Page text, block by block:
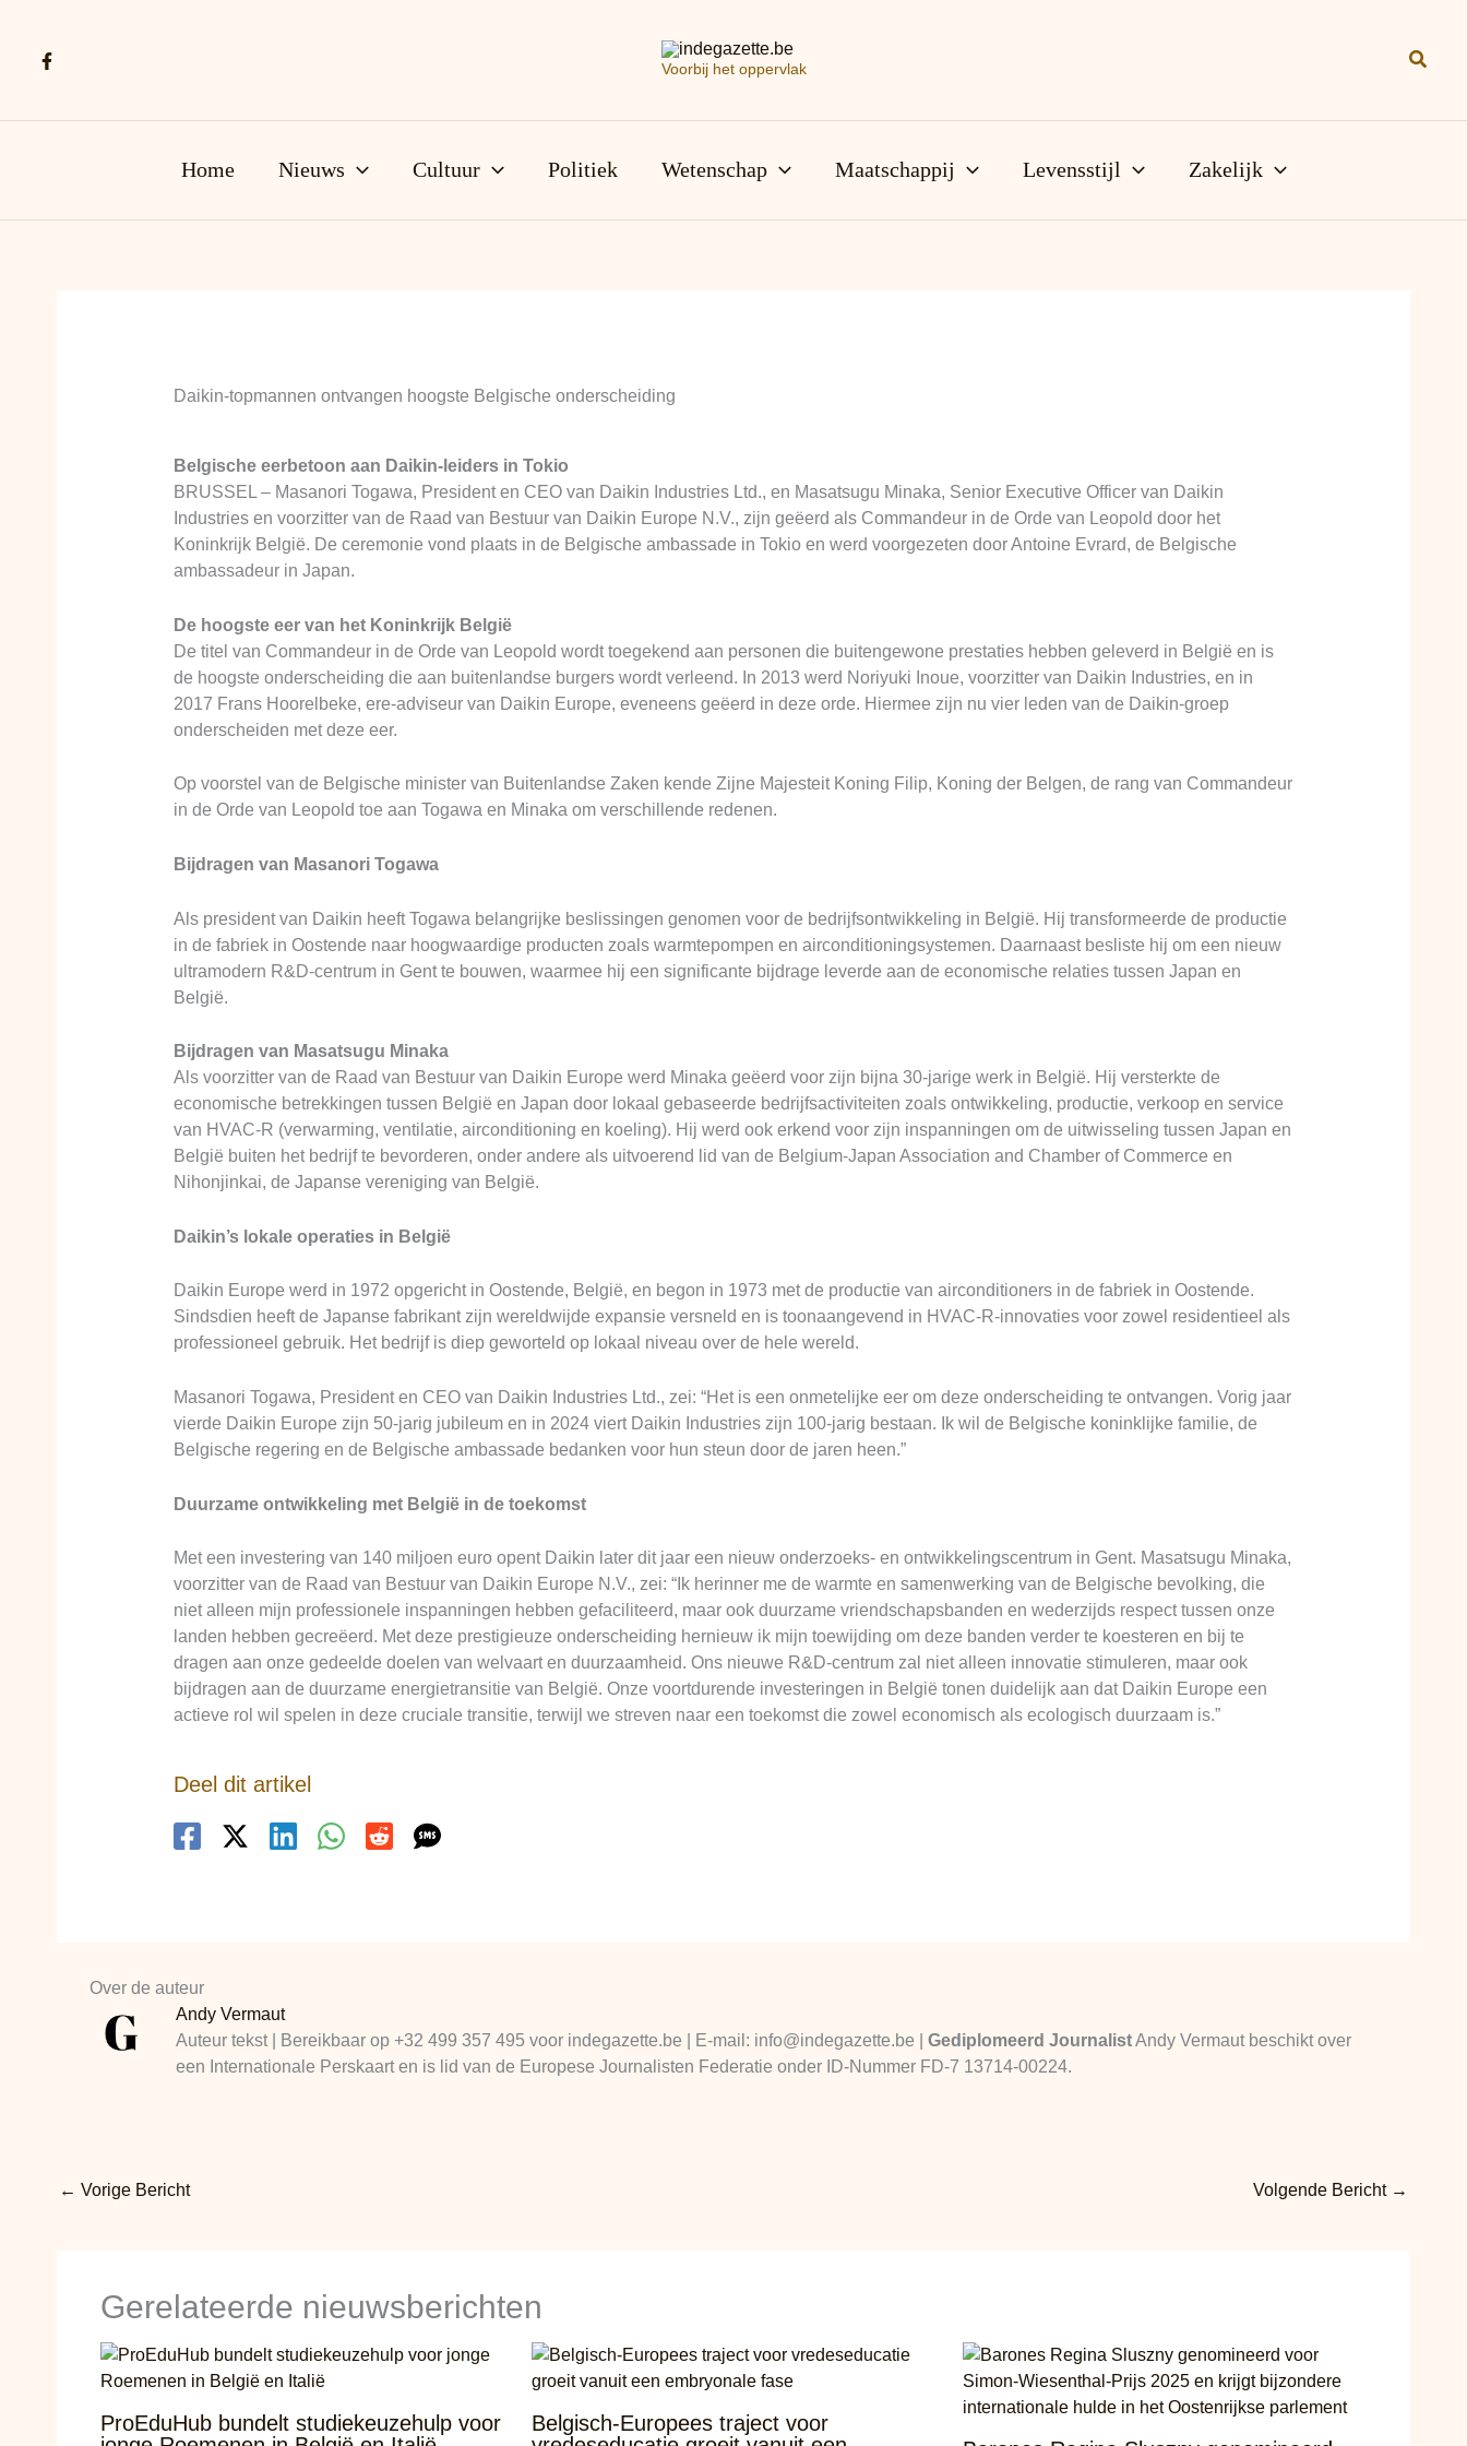
Voorbij het oppervlak
Home Nieuws Cultuur Politiek Wetenschap Maatschappij Levensstijl Zakelijk
Daikin-topmannen ontvangen hoogste Belgische onderscheiding
Belgische eerbetoon aan Daikin-leiders in Tokio
BRUSSEL – Masanori Togawa, President en CEO van Daikin Industries Ltd., en Masatsugu Minaka, Senior Executive Officer van Daikin
Industries en voorzitter van de Raad van Bestuur van Daikin Europe N.V., zijn geëerd als Commandeur in de Orde van Leopold door het
Koninkrijk België. De ceremonie vond plaats in de Belgische ambassade in Tokio en werd voorgezeten door Antoine Evrard, de Belgische
ambassadeur in Japan.
De hoogste eer van het Koninkrijk België
De titel van Commandeur in de Orde van Leopold wordt toegekend aan personen die buitengewone prestaties hebben geleverd in België en is
de hoogste onderscheiding die aan buitenlandse burgers wordt verleend. In 2013 werd Noriyuki Inoue, voorzitter van Daikin Industries, en in
2017 Frans Hoorelbeke, ere-adviseur van Daikin Europe, eveneens geëerd in deze orde. Hiermee zijn nu vier leden van de Daikin-groep
onderscheiden met deze eer.
Op voorstel van de Belgische minister van Buitenlandse Zaken kende Zijne Majesteit Koning Filip, Koning der Belgen, de rang van Commandeur
in de Orde van Leopold toe aan Togawa en Minaka om verschillende redenen.
Bijdragen van Masanori Togawa
Als president van Daikin heeft Togawa belangrijke beslissingen genomen voor de bedrijfsontwikkeling in België. Hij transformeerde de productie
in de fabriek in Oostende naar hoogwaardige producten zoals warmtepompen en airconditioningsystemen. Daarnaast besliste hij om een nieuw
ultramodern R&D-centrum in Gent te bouwen, waarmee hij een significante bijdrage leverde aan de economische relaties tussen Japan en
België.
Bijdragen van Masatsugu Minaka
Als voorzitter van de Raad van Bestuur van Daikin Europe werd Minaka geëerd voor zijn bijna 30-jarige werk in België. Hij versterkte de
economische betrekkingen tussen België en Japan door lokaal gebaseerde bedrijfsactiviteiten zoals ontwikkeling, productie, verkoop en service
van HVAC-R (verwarming, ventilatie, airconditioning en koeling). Hij werd ook erkend voor zijn inspanningen om de uitwisseling tussen Japan en
België buiten het bedrijf te bevorderen, onder andere als uitvoerend lid van de Belgium-Japan Association and Chamber of Commerce en
Nihonjinkai, de Japanse vereniging van België.
Daikin’s lokale operaties in België
Daikin Europe werd in 1972 opgericht in Oostende, België, en begon in 1973 met de productie van airconditioners in de fabriek in Oostende.
Sindsdien heeft de Japanse fabrikant zijn wereldwijde expansie versneld en is toonaangevend in HVAC-R-innovaties voor zowel residentieel als
professioneel gebruik. Het bedrijf is diep geworteld op lokaal niveau over de hele wereld.
Masanori Togawa, President en CEO van Daikin Industries Ltd., zei: “Het is een onmetelijke eer om deze onderscheiding te ontvangen. Vorig jaar
vierde Daikin Europe zijn 50-jarig jubileum en in 2024 viert Daikin Industries zijn 100-jarig bestaan. Ik wil de Belgische koninklijke familie, de
Belgische regering en de Belgische ambassade bedanken voor hun steun door de jaren heen.”
Duurzame ontwikkeling met België in de toekomst
Met een investering van 140 miljoen euro opent Daikin later dit jaar een nieuw onderzoeks- en ontwikkelingscentrum in Gent. Masatsugu Minaka,
voorzitter van de Raad van Bestuur van Daikin Europe N.V., zei: “Ik herinner me de warmte en samenwerking van de Belgische bevolking, die
niet alleen mijn professionele inspanningen hebben gefaciliteerd, maar ook duurzame vriendschapsbanden en wederzijds respect tussen onze
landen hebben gecreëerd. Met deze prestigieuze onderscheiding hernieuw ik mijn toewijding om deze banden verder te koesteren en bij te
dragen aan onze gedeelde doelen van welvaart en duurzaamheid. Ons nieuwe R&D-centrum zal niet alleen innovatie stimuleren, maar ook
bijdragen aan de duurzame energietransitie van België. Onze voortdurende investeringen in België tonen duidelijk aan dat Daikin Europe een
actieve rol wil spelen in deze cruciale transitie, terwijl we streven naar een toekomst die zowel economisch als ecologisch duurzaam is.”
Deel dit artikel
Over de auteur
Andy Vermaut
Auteur tekst | Bereikbaar op +32 499 357 495 voor indegazette.be | E-mail: info@indegazette.be |Gediplomeerd JournalistAndy Vermaut beschikt over
een Internationale Perskaart en is lid van de Europese Journalisten Federatie onder ID-Nummer FD-7 13714-00224.
← Vorige Bericht Volgende Bericht →
Gerelateerde nieuwsberichten
ProEduHub bundelt studiekeuzehulp voor
Belgisch-Europees traject voor